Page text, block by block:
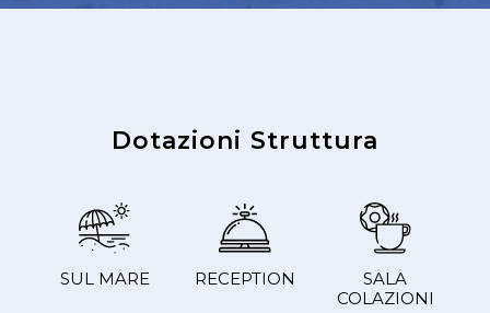
Dotazioni Struttura
SUL MARE RECEPTION
SALA
COLAZIONI